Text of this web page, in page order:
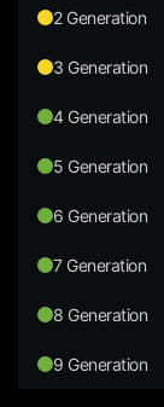
2 Generation
3 Generation
4 Generation
5 Generation
6 Generation
7 Generation
8 Generation
9 Generation